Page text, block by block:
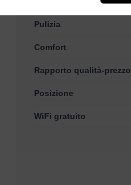
Pulizia
Comfort
Rapporto qualità-prezzo
Posizione
WiFi gratuito